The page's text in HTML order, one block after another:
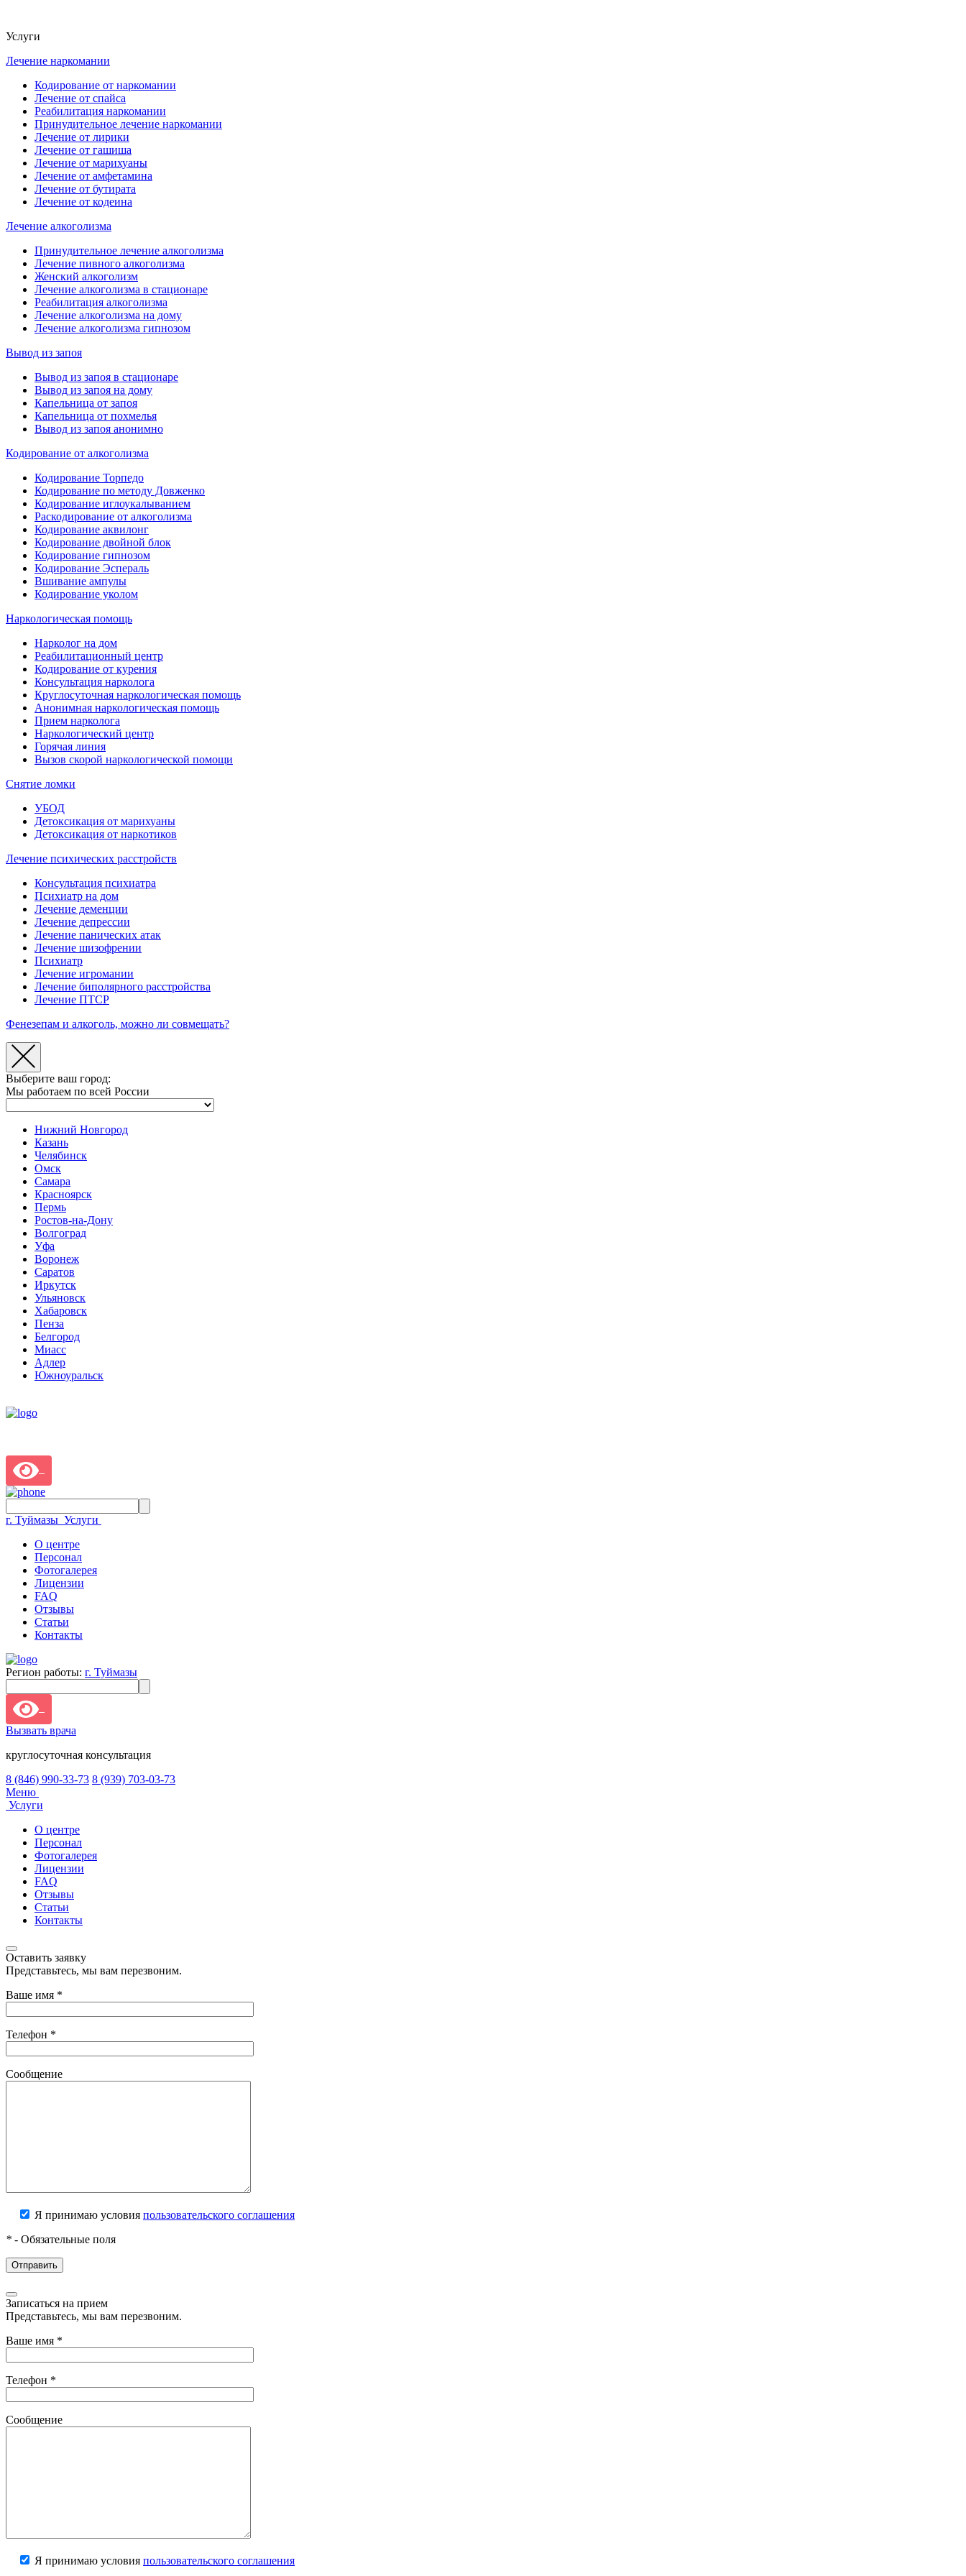
Услуги
Лечение наркомании
Кодирование от наркомании
Лечение от спайса
Реабилитация наркомании
Принудительное лечение наркомании
Лечение от лирики
Лечение от гашиша
Лечение от марихуаны
Лечение от амфетамина
Лечение от бутирата
Лечение от кодеина
Лечение алкоголизма
Принудительное лечение алкоголизма
Лечение пивного алкоголизма
Женский алкоголизм
Лечение алкоголизма в стационаре
Реабилитация алкоголизма
Лечение алкоголизма на дому
Лечение алкоголизма гипнозом
Вывод из запоя
Вывод из запоя в стационаре
Вывод из запоя на дому
Капельница от запоя
Капельница от похмелья
Вывод из запоя анонимно
Кодирование от алкоголизма
Кодирование Торпедо
Кодирование по методу Довженко
Кодирование иглоукалыванием
Раскодирование от алкоголизма
Кодирование аквилонг
Кодирование двойной блок
Кодирование гипнозом
Кодирование Эспераль
Вшивание ампулы
Кодирование уколом
Наркологическая помощь
Нарколог на дом
Реабилитационный центр
Кодирование от курения
Консультация нарколога
Круглосуточная наркологическая помощь
Анонимная наркологическая помощь
Прием нарколога
Наркологический центр
Горячая линия
Вызов скорой наркологической помощи
Снятие ломки
УБОД
Детоксикация от марихуаны
Детоксикация от наркотиков
Лечение психических расстройств
Консультация психиатра
Психиатр на дом
Лечение деменции
Лечение депрессии
Лечение панических атак
Лечение шизофрении
Психиатр
Лечение игромании
Лечение биполярного расстройства
Лечение ПТСР
Фенезепам и алкоголь, можно ли совмещать?
Выберите ваш город:
Мы работаем по всей России
Нижний Новгород
Казань
Челябинск
Омск
Самара
Красноярск
Пермь
Ростов-на-Дону
Волгоград
Уфа
Воронеж
Саратов
Иркутск
Ульяновск
Хабаровск
Пенза
Белгород
Миасс
Адлер
Южноуральск
г. Туймазы Услуги
О центре
Персонал
Фотогалерея
Лицензии
FAQ
Отзывы
Статьи
Контакты
Регион работы: г. Туймазы
Вызвать врача
круглосуточная консультация
8 (846) 990-33-73 8 (939) 703-03-73
Меню
Услуги
О центре
Персонал
Фотогалерея
Лицензии
FAQ
Отзывы
Статьи
Контакты
Оставить заявку
Представьтесь, мы вам перезвоним.
Ваше имя *
Телефон *
Сообщение
Я принимаю условия пользовательского соглашения
* - Обязательные поля
Записаться на прием
Представьтесь, мы вам перезвоним.
Ваше имя *
Телефон *
Сообщение
Я принимаю условия пользовательского соглашения